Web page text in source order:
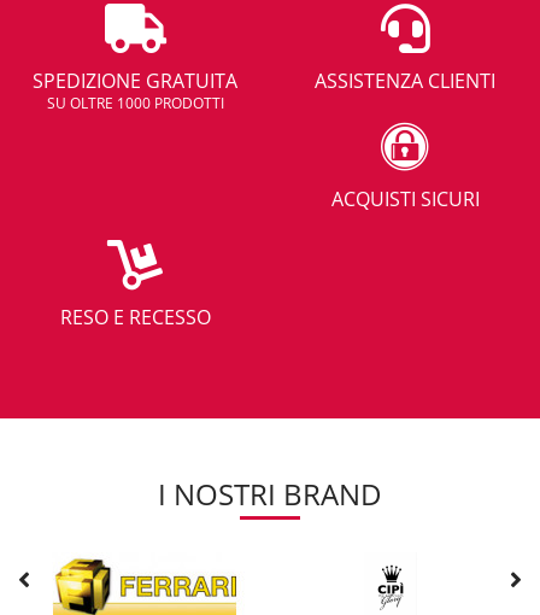
SPEDIZIONE GRATUITA
SU OLTRE 1000 PRODOTTI
ASSISTENZA CLIENTI
ACQUISTI SICURI
RESO E RECESSO
I NOSTRI BRAND